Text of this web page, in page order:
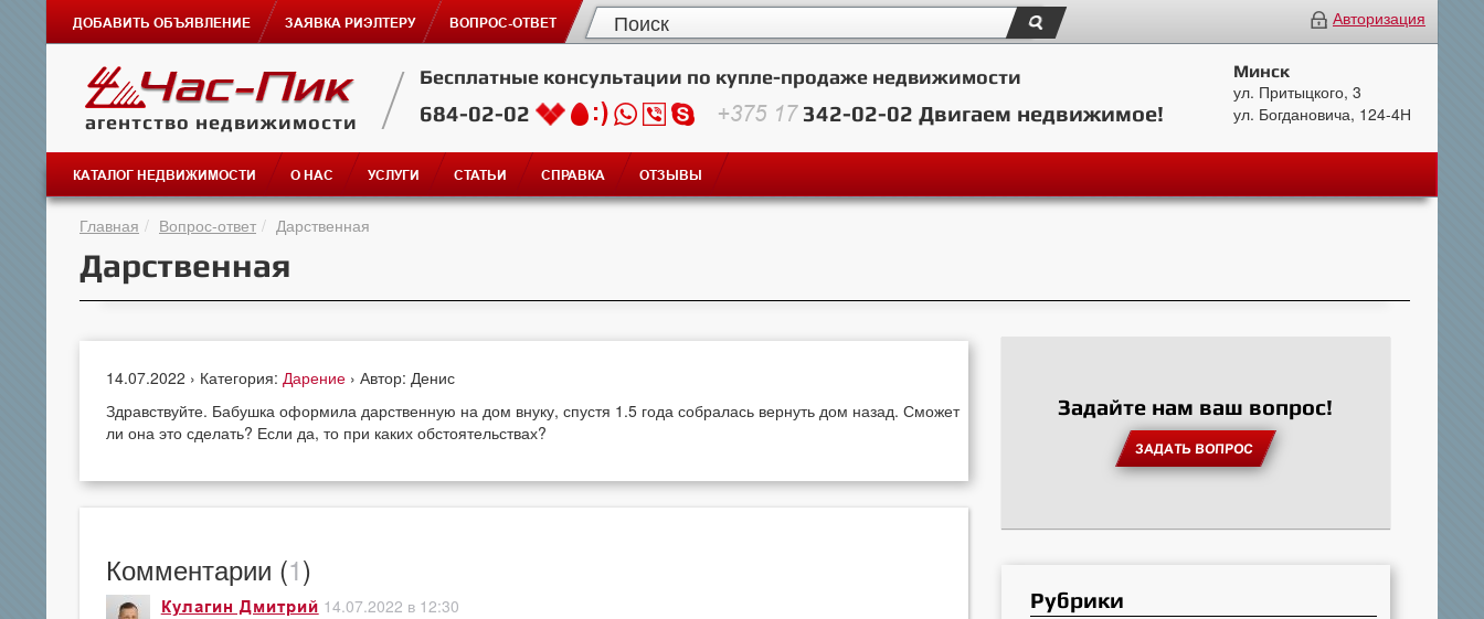
ДОБАВИТЬ ОБЪЯВЛЕНИЕ ЗАЯВКА РИЭЛТЕРУ ВОПРОС-ОТВЕТ Авторизация
агентство недвижимости
Бесплатные консультации по купле-продаже недвижимости
684-02-02 +375 17342-02-02 Двигаем недвижимое!
Минск
ул. Притыцкого, 3
ул. Богдановича, 124-4Н
КАТАЛОГ НЕДВИЖИМОСТИ О НАС УСЛУГИ СТАТЬИ СПРАВКА ОТЗЫВЫ
Главная Вопрос-ответ Дарственная
Дарственная
14.07.2022 › Категория: Дарение › Автор: Денис
Здравствуйте. Бабушка оформила дарственную на дом внуку, спустя 1.5 года собралась вернуть дом назад. Сможет
ли она это сделать? Если да, то при каких обстоятельствах?
Комментарии (1)
Кулагин Дмитрий 14.07.2022 в 12:30
Задайте нам ваш вопрос!
ЗАДАТЬ ВОПРОС
Рубрики